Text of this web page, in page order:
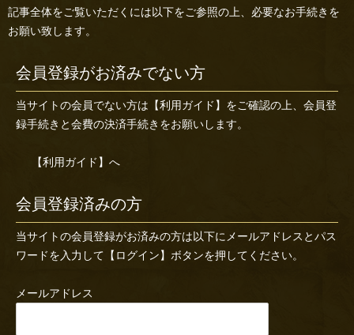
記事全体をご覧いただくには以下をご参照の上、必要なお手続きを
お願い致します。
会員登録がお済みでない方
当サイトの会員でない方は 【利用ガイド】 をご確認の上、会員登
録手続きと会費の決済手続きをお願いします。
【利用ガイド】へ
会員登録済みの方
当サイトの会員登録がお済みの方は以下にメールアドレスとパス
ワードを入力して【ログイン】ボタンを押してください。
メールアドレス